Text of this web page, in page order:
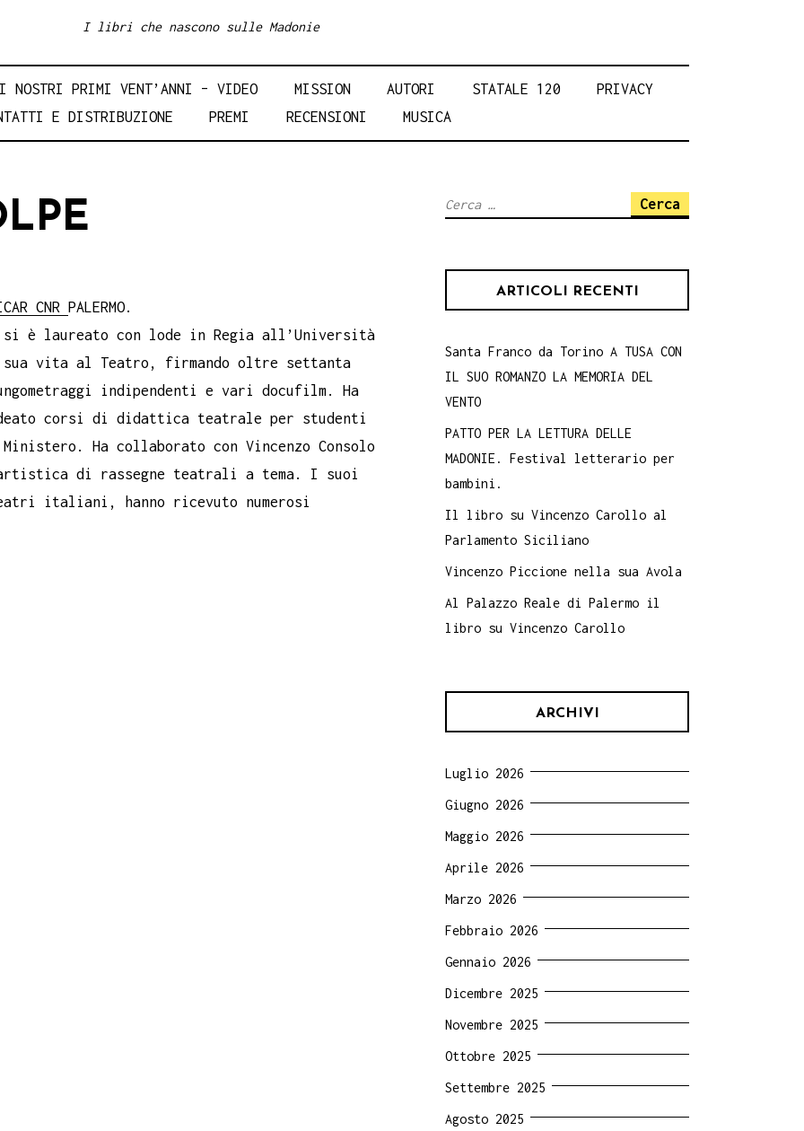
I libri che nascono sulle Madonie
I NOSTRI PRIMI VENT’ANNI – VIDEO MISSION AUTORI STATALE 120
PRIVACY
E DISTRIBUZIONE
PREMI RECENSIONI MUSICA
CNR PALERMO.
è laureato con lode in Regia all’Università
sua vita al Teatro, firmando oltre settanta
indipendenti e vari docufilm. Ha
corsi di didattica teatrale per studenti
Ha collaborato con Vincenzo Consolo
di rassegne teatrali a tema. I suoi
italiani, hanno ricevuto numerosi
Ricerca
ARTICOLI RECENTI
Santa Franco da Torino A TUSA CON
IL SUO ROMANZO LA MEMORIA DEL
VENTO
PATTO PER LA LETTURA DELLE
MADONIE. Festival letterario per
bambini.
Il libro su Vincenzo Carollo al
Parlamento Siciliano
Vincenzo Piccione nella sua Avola
Al Palazzo Reale di Palermo il
libro su Vincenzo Carollo
ARCHIVI
Luglio 2026
Giugno 2026
Maggio 2026
Aprile 2026
Marzo 2026
Febbraio 2026
Gennaio 2026
Dicembre 2025
Novembre 2025
Ottobre 2025
Settembre 2025
Agosto 2025